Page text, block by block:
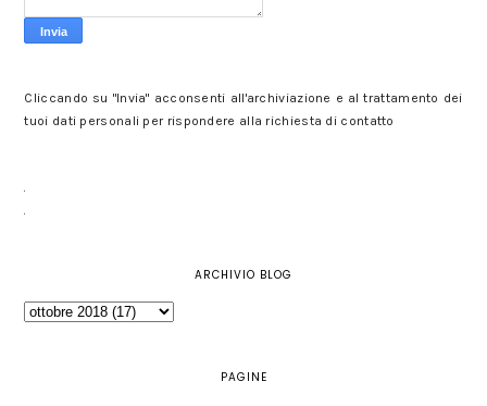
Cliccando su "Invia" acconsenti all'archiviazione e al trattamento dei
tuoi dati personali per rispondere alla richiesta di contatto
ARCHIVIO BLOG
PAGINE